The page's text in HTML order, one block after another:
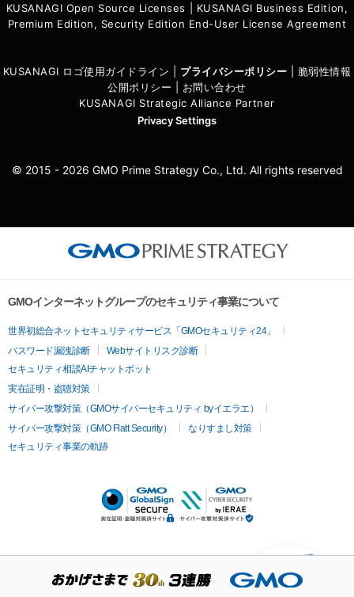
KUSANAGI Open Source Licenses
KUSANAGI Business Edition,
Premium Edition, Security Edition End-User License Agreement
KUSANAGI ロゴ使用ガイドライン プライバシーポリシー
脆弱性情報
公開ポリシー
お問い合わせ
KUSANAGI Strategic Alliance Partner
Privacy Settings
© 2015 - 2026 GMO Prime Strategy Co., Ltd. All rights reserved
GMOインターネットグループのセキュリティ事業について
世界初総合ネットセキュリティサービス「GMOセキュリティ24」
パスワード漏洩診断
Webサイトリスク診断
セキュリティ相談AIチャットボット
実在証明・盗聴対策
サイバー攻撃対策（GMOサイバーセキュリティ byイエラエ）
サイバー攻撃対策（GMO Flatt Security）
なりすまし対策
セキュリティ事業の軌跡
KUSANAGIについての質